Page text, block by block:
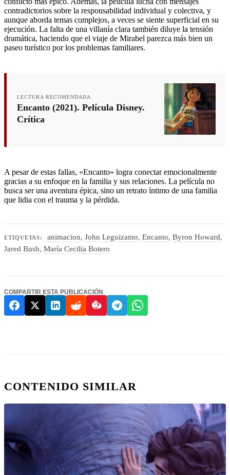
contradictorios sobre la responsabilidad individual y colectiva, y
aunque aborda temas complejos, a veces se siente superficial en su
ejecución. La falta de una villanía clara también diluye la tensión
dramática, haciendo que el viaje de Mirabel parezca más bien un
paseo turístico por los problemas familiares.
LECTURA RECOMENDADA
Encanto (2021). Película Disney.
Crítica
A pesar de estas fallas, «Encanto» logra conectar emocionalmente
gracias a su enfoque en la familia y sus relaciones. La película no
busca ser una aventura épica, sino un retrato íntimo de una familia
que lidia con el trauma y la pérdida.
ETIQUETAS: animacion, John Leguizamo, Encanto, Byron Howard,
Jared Bush, María Cecilia Botero
COMPARTIR ESTA PUBLICACIÓN
CONTENIDO SIMILAR